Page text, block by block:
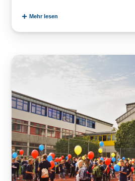
Mehr lesen